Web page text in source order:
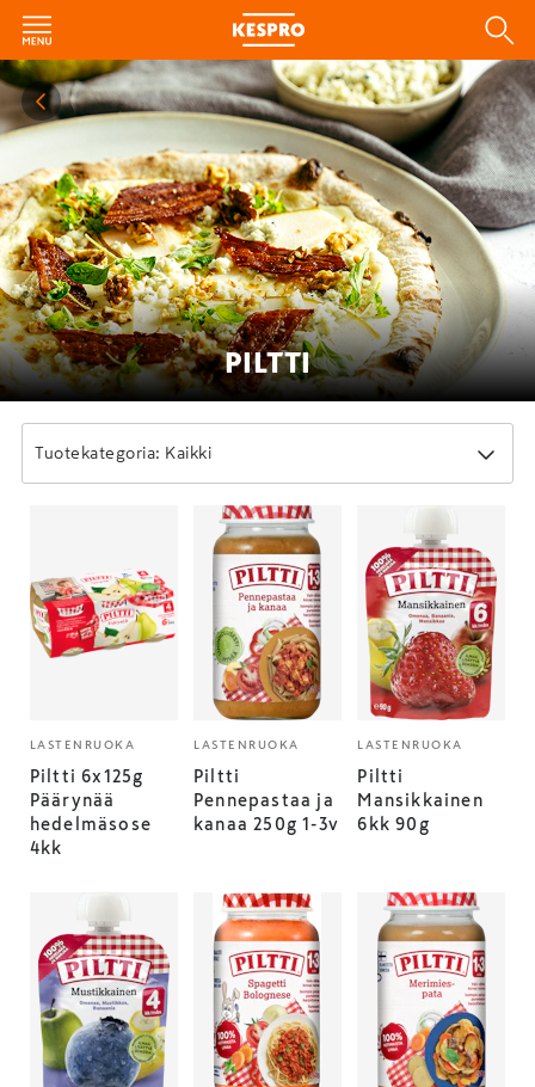
PILTTI
Tuotekategoria: Kaikki
LASTENRUOKA
Piltti 6x125g
Päärynää
hedelmäsose
4kk
LASTENRUOKA
Piltti
Pennepastaa ja
kanaa 250g 1-3v
LASTENRUOKA
Piltti
Mansikkainen
6kk 90g